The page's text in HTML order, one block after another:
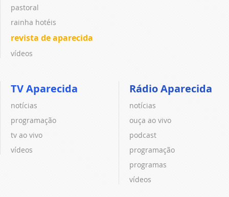
pastoral
rainha hotéis
revista de aparecida
vídeos
TV Aparecida
notícias
programação
tv ao vivo
vídeos
Rádio Aparecida
notícias
ouça ao vivo
podcast
programação
programas
vídeos